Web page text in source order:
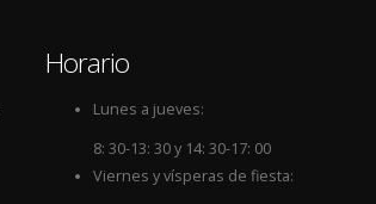
Horario
Lunes a jueves:
8: 30-13: 30 y 14: 30-17: 00
Viernes y vísperas de fiesta: